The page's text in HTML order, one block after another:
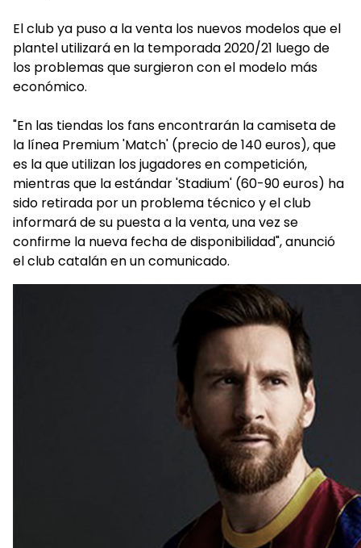
El club ya puso a la venta los nuevos modelos que el
plantel utilizará en la temporada 2020/21 luego de
los problemas que surgieron con el modelo más
económico.
"En las tiendas los fans encontrarán la camiseta de
la línea Premium 'Match' (precio de 140 euros), que
es la que utilizan los jugadores en competición,
mientras que la estándar 'Stadium' (60-90 euros) ha
sido retirada por un problema técnico y el club
informará de su puesta a la venta, una vez se
confirme la nueva fecha de disponibilidad", anunció
el club catalán en un comunicado.